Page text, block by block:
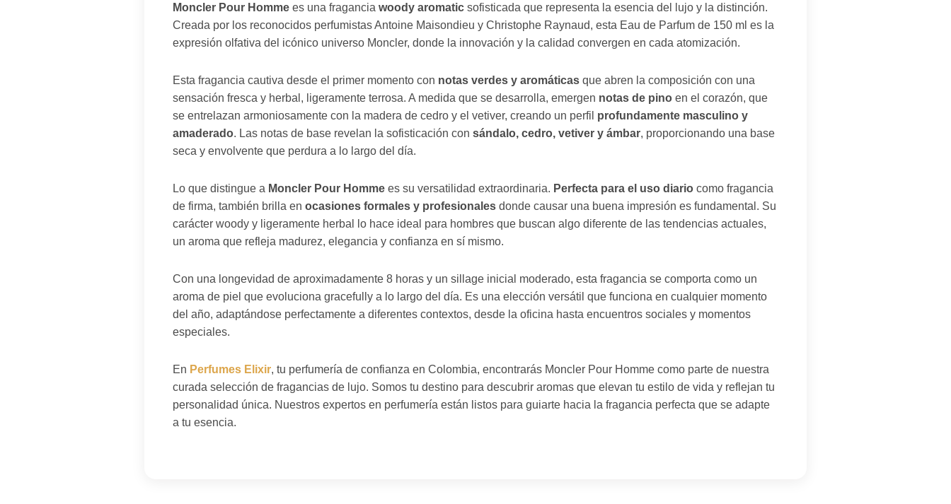
Moncler Pour Homme es una fragancia woody aromatic sofisticada que representa la esencia del lujo y la distinción.
Creada por los reconocidos perfumistas Antoine Maisondieu y Christophe Raynaud, esta Eau de Parfum de 150 ml es la
expresión olfativa del icónico universo Moncler, donde la innovación y la calidad convergen en cada atomización.
Esta fragancia cautiva desde el primer momento con notas verdes y aromáticas que abren la composición con una
sensación fresca y herbal, ligeramente terrosa. A medida que se desarrolla, emergen notas de pino en el corazón, que
se entrelazan armoniosamente con la madera de cedro y el vetiver, creando un perfil profundamente masculino y
amaderado. Las notas de base revelan la sofisticación con sándalo, cedro, vetiver y ámbar, proporcionando una base
seca y envolvente que perdura a lo largo del día.
Lo que distingue a Moncler Pour Homme es su versatilidad extraordinaria. Perfecta para el uso diario como fragancia
de firma, también brilla en ocasiones formales y profesionales donde causar una buena impresión es fundamental. Su
carácter woody y ligeramente herbal lo hace ideal para hombres que buscan algo diferente de las tendencias actuales,
un aroma que refleja madurez, elegancia y confianza en sí mismo.
Con una longevidad de aproximadamente 8 horas y un sillage inicial moderado, esta fragancia se comporta como un
aroma de piel que evoluciona gracefully a lo largo del día. Es una elección versátil que funciona en cualquier momento
del año, adaptándose perfectamente a diferentes contextos, desde la oficina hasta encuentros sociales y momentos
especiales.
En Perfumes Elixir, tu perfumería de confianza en Colombia, encontrarás Moncler Pour Homme como parte de nuestra
curada selección de fragancias de lujo. Somos tu destino para descubrir aromas que elevan tu estilo de vida y reflejan tu
personalidad única. Nuestros expertos en perfumería están listos para guiarte hacia la fragancia perfecta que se adapte
a tu esencia.